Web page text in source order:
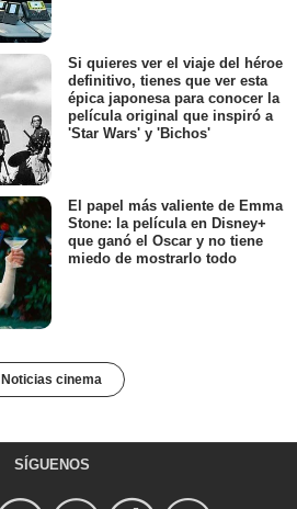
Si quieres ver el viaje del héroe
definitivo, tienes que ver esta
épica japonesa para conocer la
película original que inspiró a
'Star Wars' y 'Bichos'
El papel más valiente de Emma
Stone: la película en Disney+
que ganó el Oscar y no tiene
miedo de mostrarlo todo
Noticias cinema
SÍGUENOS